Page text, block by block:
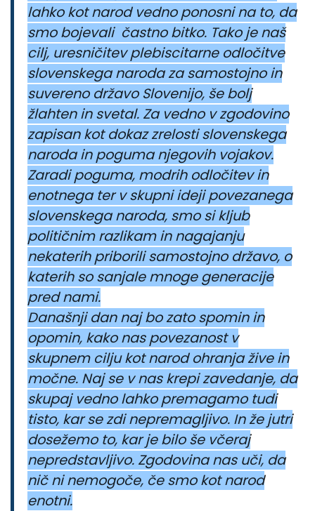
lahko kot narod vedno ponosni na to, da
smo bojevali častno bitko. Tako je naš
cilj, uresničitev plebiscitarne odločitve
slovenskega naroda za samostojno in
suvereno državo Slovenijo, še bolj
žlahten in svetal. Za vedno v zgodovino
zapisan kot dokaz zrelosti slovenskega
naroda in poguma njegovih vojakov.
Zaradi poguma, modrih odločitev in
enotnega ter v skupni ideji povezanega
slovenskega naroda, smo si kljub
političnim razlikam in nagajanju
nekaterih priborili samostojno državo, o
katerih so sanjale mnoge generacije
pred nami.
Današnji dan naj bo zato spomin in
opomin, kako nas povezanost v
skupnem cilju kot narod ohranja žive in
močne. Naj se v nas krepi zavedanje, da
skupaj vedno lahko premagamo tudi
tisto, kar se zdi nepremagljivo. In že jutri
dosežemo to, kar je bilo še včeraj
nepredstavljivo. Zgodovina nas uči, da
nič ni nemogoče, če smo kot narod
enotni.